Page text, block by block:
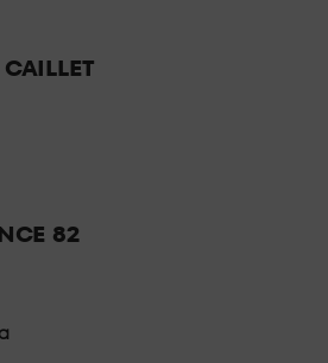
82
toda la presión del sonido
grandes, espacios
para celebrar tu noche con tus